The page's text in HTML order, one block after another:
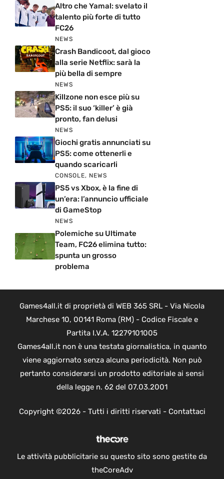
Altro che Yamal: svelato il
talento più forte di tutto
FC26
NEWS
Crash Bandicoot, dal gioco
alla serie Netflix: sarà la
più bella di sempre
NEWS
Killzone non esce più su
PS5: il suo ‘killer’ è già
pronto, fan delusi
NEWS
Giochi gratis annunciati su
PS5: come ottenerli e
quando scaricarli
CONSOLE, NEWS
PS5 vs Xbox, è la fine di
un’era: l’annuncio ufficiale
di GameStop
NEWS
Polemiche su Ultimate
Team, FC26 elimina tutto:
spunta un grosso
problema
Games4all.it di proprietà di WEB 365 SRL - Via Nicola
Marchese 10, 00141 Roma (RM) - Codice Fiscale e
Partita I.V.A. 12279101005
Games4all.it non è una testata giornalistica, in quanto
viene aggiornato senza alcuna periodicità. Non può
pertanto considerarsi un prodotto editoriale ai sensi
della legge n. 62 del 07.03.2001
Copyright ©2026 - Tutti i diritti riservati - Contattaci
Le attività pubblicitarie su questo sito sono gestite da
theCoreAdv